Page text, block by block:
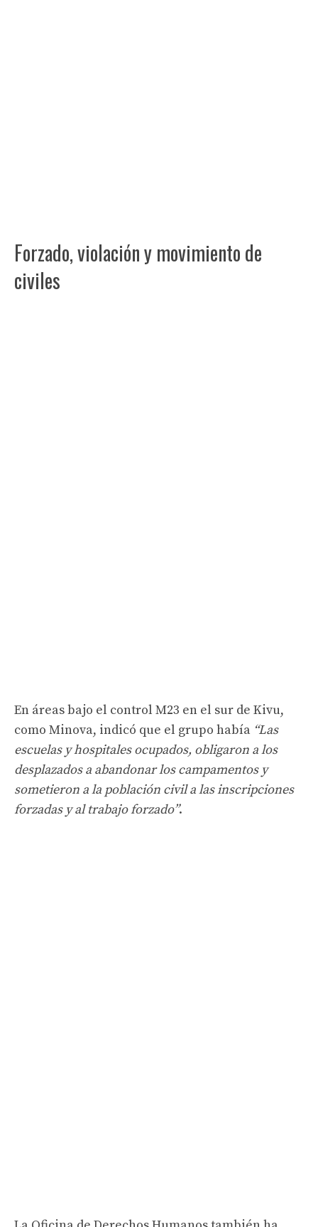
Forzado, violación y movimiento de
civiles
En áreas bajo el control M23 en el sur de Kivu,
como Minova, indicó que el grupo había “Las
escuelas y hospitales ocupados, obligaron a los
desplazados a abandonar los campamentos y
sometieron a la población civil a las inscripciones
forzadas y al trabajo forzado”.